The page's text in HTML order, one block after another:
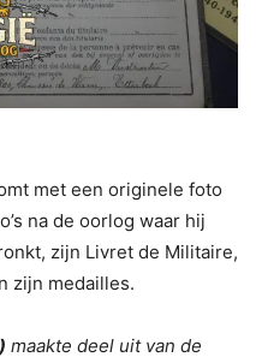
met een originele foto
na de oorlog waar hij
zijn Livret de Militaire,
zijn medailles.
maakte deel uit van de